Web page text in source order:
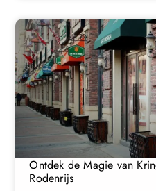
Ontdek de Magie van
Rodenrijs